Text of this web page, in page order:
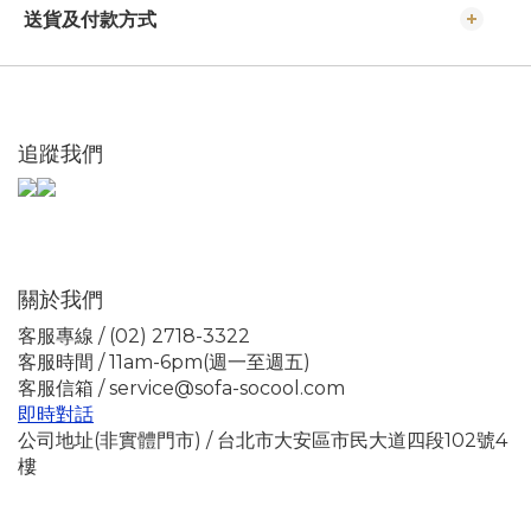
送貨及付款方式
追蹤我們
關於我們
客服專線 / (02) 2718-3322
客服時間 / 11am-6pm(週一至週五)
客服信箱 / service@sofa-socool.com
即時對話
公司地址(非實體門市) / 台北市大安區市民大道四段102號4
樓